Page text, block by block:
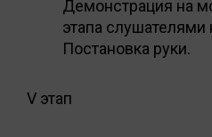
Демонстрация на
этапа слушателями
Постановка руки.
V этап